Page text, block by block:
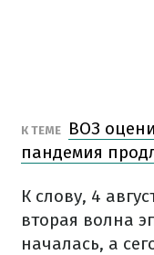
К ТЕМЕ
ВОЗ
пандемия
К слову, 4
вторая волна
началась, а